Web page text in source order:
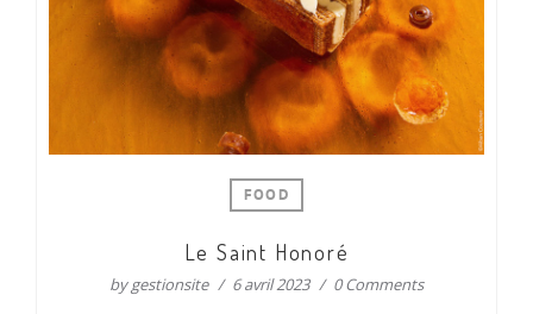
FOOD
Le Saint Honoré
bygestionsite 6 avril 2023 0 Comments